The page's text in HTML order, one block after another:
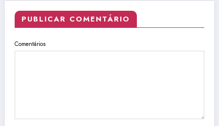
PUBLICAR COMENTÁRIO
Comentários